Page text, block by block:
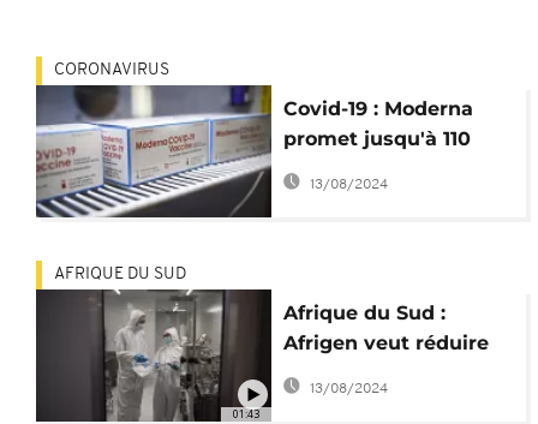
CORONAVIRUS
Covid-19 : Moderna
promet jusqu'à 110
millions de vaccins à
l'Afrique
13/08/2024
01:43
AFRIQUE DU SUD
Afrique du Sud :
Afrigen veut réduire
les disparités de
vaccination
13/08/2024